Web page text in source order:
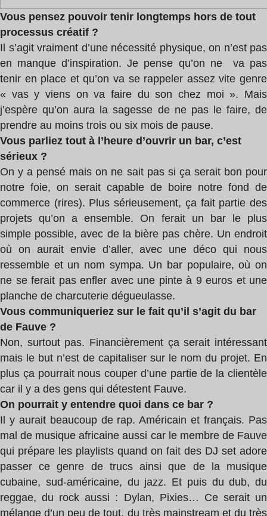
Vous pensez pouvoir tenir longtemps hors de tout
processus créatif ?
Il s’agit vraiment d’une nécessité physique, on n’est pas
en manque d’inspiration. Je pense qu’on ne va pas
tenir en place et qu’on va se rappeler assez vite genre
« vas y viens on va faire du son chez moi ». Mais
j’espère qu’on aura la sagesse de ne pas le faire, de
prendre au moins trois ou six mois de pause.
Vous parliez tout à l’heure d’ouvrir un bar, c’est
sérieux ?
On y a pensé mais on ne sait pas si ça serait bon pour
notre foie, on serait capable de boire notre fond de
commerce (rires). Plus sérieusement, ça fait partie des
projets qu’on a ensemble. On ferait un bar le plus
simple possible, avec de la bière pas chère. Un endroit
où on aurait envie d’aller, avec une déco qui nous
ressemble et un nom sympa. Un bar populaire, où on
ne se ferait pas enfler avec une pinte à 9 euros et une
planche de charcuterie dégueulasse.
Vous communiqueriez sur le fait qu’il s’agit du bar
de Fauve ?
Non, surtout pas. Financièrement ça serait intéressant
mais le but n’est de capitaliser sur le nom du projet. En
plus ça pourrait nous couper d’une partie de la clientèle
car il y a des gens qui détestent Fauve.
On pourrait y entendre quoi dans ce bar ?
Il y aurait beaucoup de rap. Américain et français. Pas
mal de musique africaine aussi car le membre de Fauve
qui prépare les playlists quand on fait des DJ set adore
passer ce genre de trucs ainsi que de la musique
cubaine, sud-américaine, du jazz. Et puis du dub, du
reggae, du rock aussi : Dylan, Pixies… Ce serait un
mélange d’un peu de tout, du très mainstream et du très